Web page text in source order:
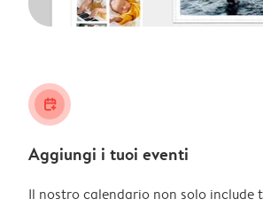
calendar_plus
Aggiungi i tuoi eventi
Il nostro calendario non solo include